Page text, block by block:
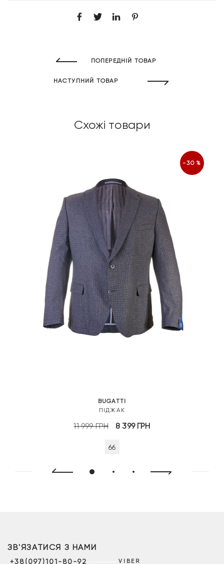
ПОПЕРЕДНІЙ ТОВАР
НАСТУПНИЙ ТОВАР
Схожі товари
-30%
BUGATTI
ПІДЖАК
11 999ГРН
Оригінальна
11
8 399ГРН
66
ЗВ'ЯЗАТИСЯ З НАМИ
+38(097)101-80-92 VIBER